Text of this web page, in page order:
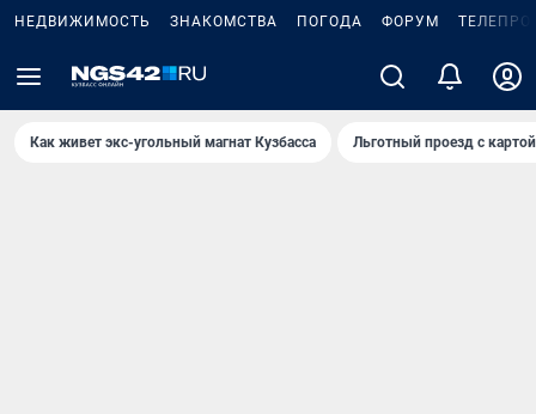
НЕДВИЖИМОСТЬ ЗНАКОМСТВА ПОГОДА ФОРУМ
Как живет экс-угольный магнат Кузбасса Льготный проезд с